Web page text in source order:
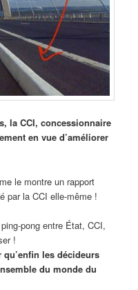
la CCI, concessionnaire
en vue d’améliorer
le montre un rapport
par la CCI elle-même !
pong entre État, CCI,
!
les décideurs
du monde du